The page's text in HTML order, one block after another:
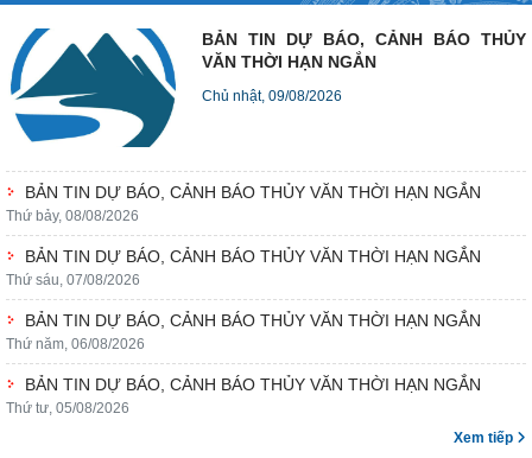
BẢN TIN DỰ BÁO, CẢNH BÁO THỦY
VĂN THỜI HẠN NGẮN
Chủ nhật, 09/08/2026
BẢN TIN DỰ BÁO, CẢNH BÁO THỦY VĂN THỜI HẠN NGẮN
Thứ bảy, 08/08/2026
BẢN TIN DỰ BÁO, CẢNH BÁO THỦY VĂN THỜI HẠN NGẮN
Thứ sáu, 07/08/2026
BẢN TIN DỰ BÁO, CẢNH BÁO THỦY VĂN THỜI HẠN NGẮN
Thứ năm, 06/08/2026
BẢN TIN DỰ BÁO, CẢNH BÁO THỦY VĂN THỜI HẠN NGẮN
Thứ tư, 05/08/2026
Xem tiếp